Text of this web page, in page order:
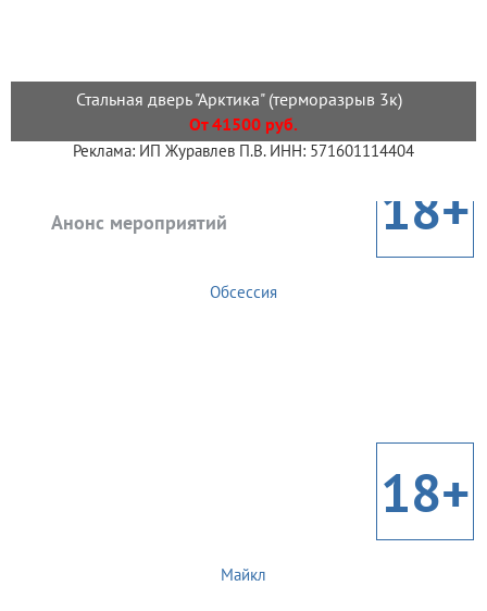
Стальная дверь "Арктика" (терморазрыв 3к)
От 41500 руб.
Реклама: ИП Журавлев П.В. ИНН: 571601114404
Анонс мероприятий 18+
Обсессия
18+
Майкл